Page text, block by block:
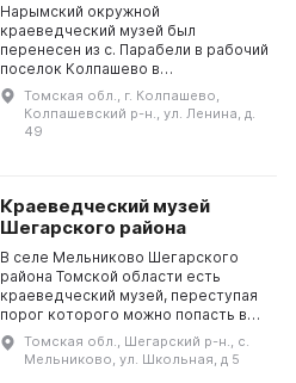
Нарымский окружной
краеведческий музей был
перенесен из с. Парабели в рабочий
поселок Колпашево в
административный центр
Нарымского округа в 1963 году и
стал филиалом Томского
Томская обл., г. Колпашево,
Колпашевский р-н., ул. Ленина, д.
49
Краеведческий музей
Шегарского района
В селе Мельниково Шегарского
района Томской области есть
краеведческий музей, переступая
порог которого можно попасть в
далекое прошлое. Здесь можно
увидеть артефакты времен
раннего палеолита, предмет...
Томская обл., Шегарский р-н., с.
Мельниково, ул. Школьная, д 5